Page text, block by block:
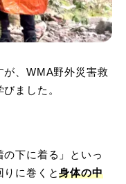
が、WMA野外災害救
ました。
下に着る」といっ
りに巻くと身体の中